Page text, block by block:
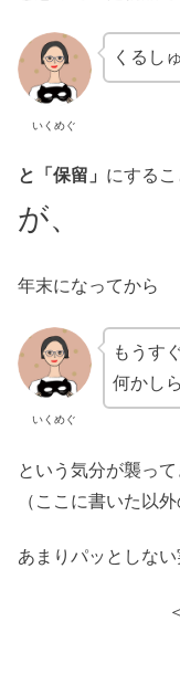
いくめぐ
くるし
と「保留」 にするこ
が、
年末になってから
いくめぐ
もうす
何かし
という気分が襲って
（ここに書いた以
あまりパッとしな